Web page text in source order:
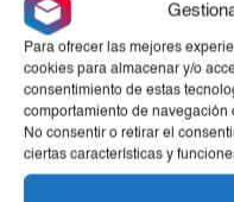
Para ofrecer las mejores
cookies para almacenar y/o
consentimiento de estas
comportamiento de navegación
No consentir o retirar el
ciertas características y
Tarta De Chocolate
€22,00